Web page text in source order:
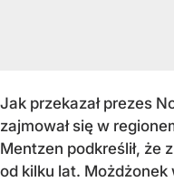
Jak przekazał prezes
zajmował się w
Mentzen podkreślił, że
od kilku lat. Możdżonek